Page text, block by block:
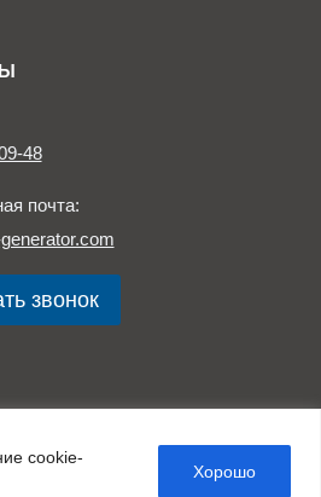
cookie-
Хорошо
48
почта:
звонок
и не является публичной